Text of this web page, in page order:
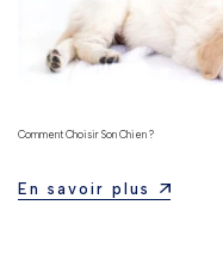
Comment Choisir Son Chien ?
En savoir plus